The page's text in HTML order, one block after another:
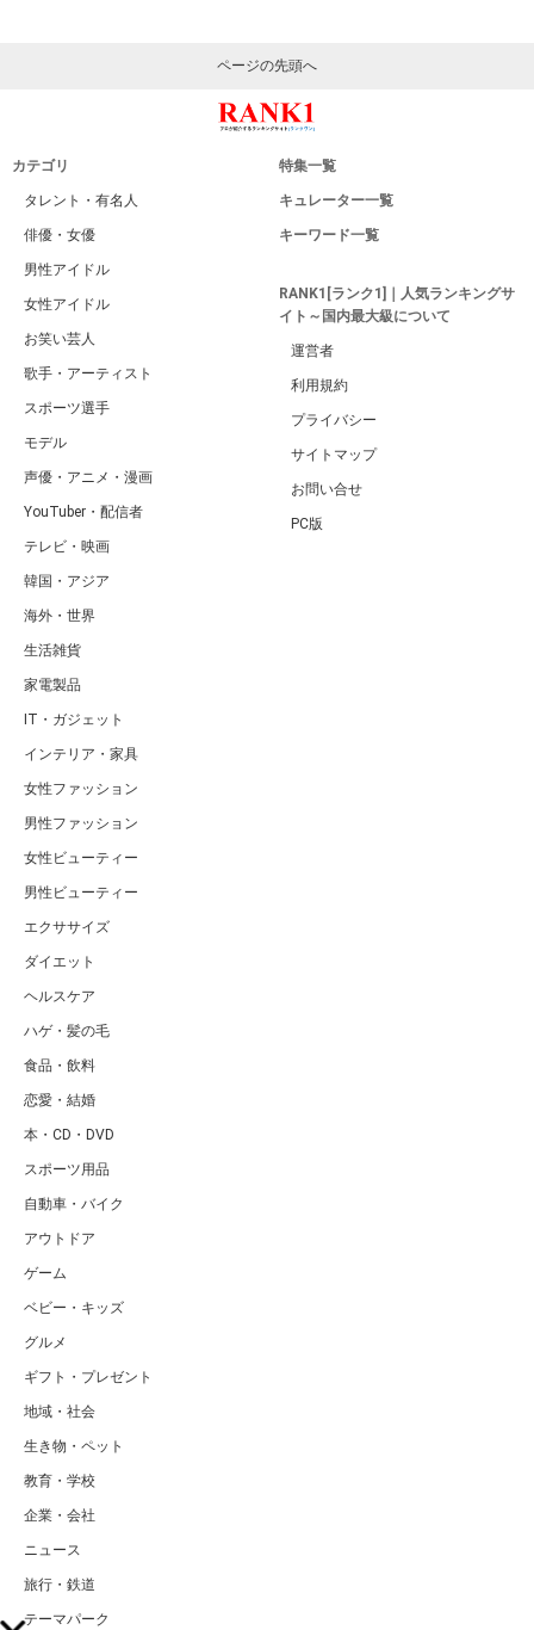
ページの先頭へ
カテゴリ
タレント・有名人
俳優・女優
男性アイドル
女性アイドル
お笑い芸人
歌手・アーティスト
スポーツ選手
モデル
声優・アニメ・漫画
YouTuber・配信者
テレビ・映画
韓国・アジア
海外・世界
生活雑貨
家電製品
IT・ガジェット
インテリア・家具
女性ファッション
男性ファッション
女性ビューティー
男性ビューティー
エクササイズ
ダイエット
ヘルスケア
ハゲ・髪の毛
食品・飲料
恋愛・結婚
本・CD・DVD
スポーツ用品
自動車・バイク
アウトドア
ゲーム
ベビー・キッズ
グルメ
ギフト・プレゼント
地域・社会
生き物・ペット
教育・学校
企業・会社
ニュース
旅行・鉄道
テーマパーク
特集一覧
キュレーター一覧
キーワード一覧
RANK1[ランク1]｜人気ランキングサ
イト～国内最大級について
運営者
利用規約
プライバシー
サイトマップ
お問い合せ
PC版